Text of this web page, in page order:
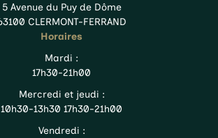
5 Avenue du Puy de Dôme
CLERMONT-FERRAND
Horaires
Mardi :
17h30-21h00
Mercredi et jeudi :
10h30-13h30 17h30-21h00
Vendredi :